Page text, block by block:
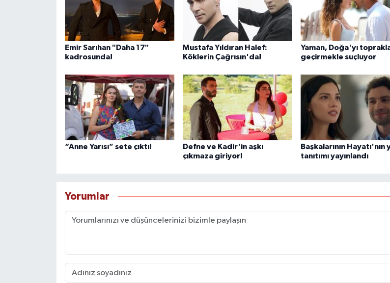
Emir Sarıhan "Daha 17"
kadrosunda!
Mustafa Yıldıran Halef:
Köklerin Çağrısın'da!
Yaman, Doğa'yı
geçirmekle suçluyor
“Anne Yarısı” sete çıktı!
Defne ve Kadir'in aşkı
çıkmaza giriyor!
Başkalarının Hayatı'nın
tanıtımı yayınlandı
Yorumlar